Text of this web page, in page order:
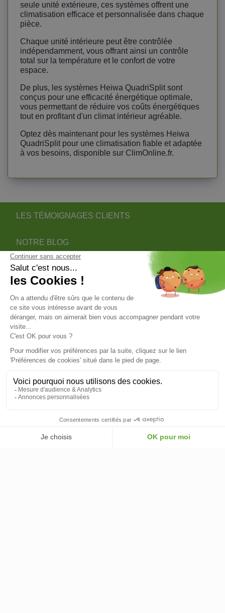
seule unité extérieure, ces systèmes offrent une
climatisation efficace et personnalisée dans chaque
pièce.
Chaque unité intérieure peut être contrôlée
indépendamment, vous offrant ainsi un contrôle
total sur la température et le confort de votre
espace.
De plus, les systèmes Heiwa QuadriSplit sont
conçus pour une efficacité énergétique optimale,
vous permettant de réduire vos coûts énergétiques
tout en profitant d'un climat intérieur agréable.
Optez dès maintenant pour les systèmes Heiwa
QuadriSplit pour une climatisation fiable et adaptée
à vos besoins, disponible sur ClimOnline.fr.
LES TÉMOIGNAGES CLIENTS
NOTRE BLOG
DEVENIR PARTENAIRE INSTALLATEUR
NOTRE SERVICE APRÈS VENTE
NOS PARTENAIRES OFFICIELS
INFORMATIONS
VOTRE COMPTE
© 2026 - ClimOnline - Tous droits réservés